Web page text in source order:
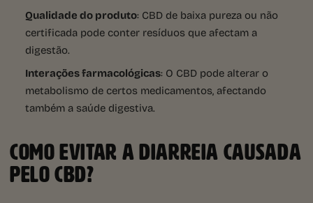
Qualidade do produto: CBD de baixa pureza ou não
certificada pode conter resíduos que afectam a
digestão.
Interações farmacológicas: O CBD pode alterar o
metabolismo de certos medicamentos, afectando
também a saúde digestiva.
COMO EVITAR A DIARREIA CAUSADA
PELO CBD?